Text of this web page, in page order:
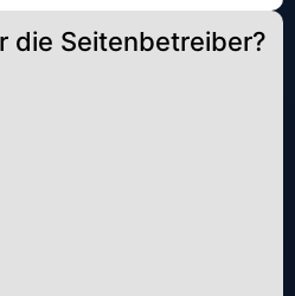
die Seitenbetreiber?